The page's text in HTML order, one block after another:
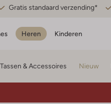
Gratis standaard verzending*
Heren Kinderen
Tassen & Accessoires Nieuw